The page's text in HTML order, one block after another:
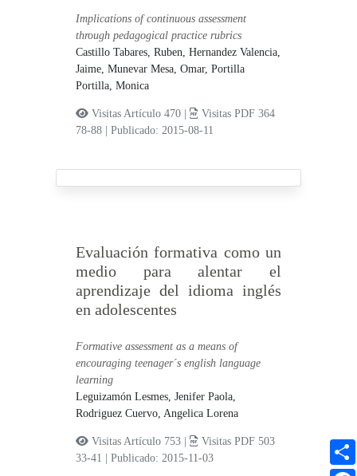
Implications of continuous assessment
through pedagogical practice rubrics
Castillo Tabares, Ruben,Hernandez Valencia,
Jaime,Munevar Mesa, Omar,Portilla
Portilla, Monica
Visitas Artículo 470 |
Visitas PDF 364
78-88
|Publicado: 2015-08-11
Evaluación formativa como un
medio para alentar el
aprendizaje del idioma inglés
en adolescentes
Formative assessment as a means of
encouraging teenager´s english language
learning
Leguizamón Lesmes, Jenifer Paola,
Rodriguez Cuervo, Angelica Lorena
Visitas Artículo 753 |
Visitas PDF 503
33-41
|Publicado: 2015-11-03